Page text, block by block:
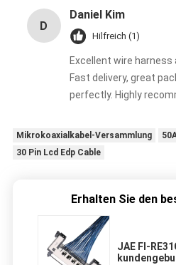
D
Daniel Kim
Hilfreich (1)
Excellent wire
Fast delivery, great
perfectly. Highly
Mikrokoaxialkabel-Versammlung
30 Pin Lcd Edp Cable
Erhalten Sie den
JAE FI-